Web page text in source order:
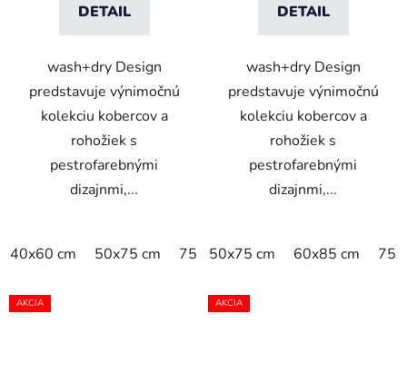
DETAIL
wash+dry Design
predstavuje výnimočnú
kolekciu kobercov a
rohožiek s
pestrofarebnými
dizajnmi,...
40x60 cm 50x75 cm 75x120 cm 75x190 cm
DETAIL
wash+dry Design
predstavuje výnimočnú
kolekciu kobercov a
rohožiek s
pestrofarebnými
dizajnmi,...
50x75 cm 60x85 cm
AKCIA AKCIA